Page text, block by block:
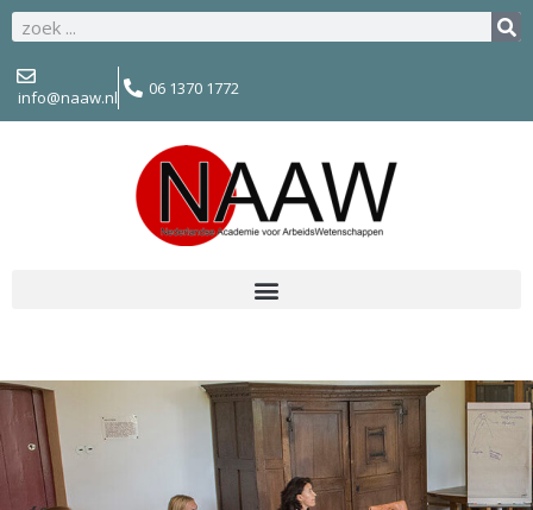
info@naaw.nl 06 1370 1772